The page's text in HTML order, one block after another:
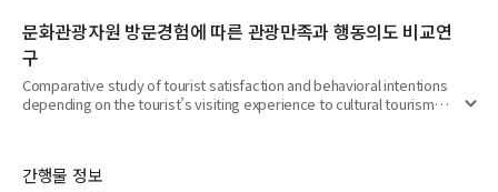
문화관광자원 방문경험에 따른 관광만족과 행동의도 비교연
구
Comparative study of tourist satisfaction and behavioral intentions
depending on the tourist’s visiting experience to cultural tourism
간행물 정보